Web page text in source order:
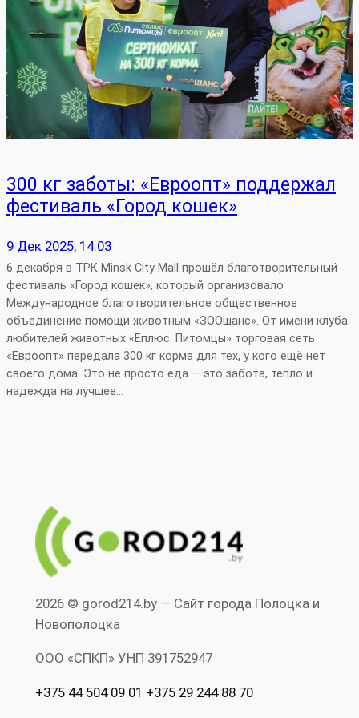
300 кг заботы: «Евроопт» поддержал
фестиваль «Город кошек»
9 Дек 2025, 14:03
6 декабря в ТРК Minsk City Mall прошёл благотворительный
фестиваль «Город кошек», который организовало
Международное благотворительное общественное
объединение помощи животным «ЗООшанс». От имени клуба
любителей животных «Еплюс. Питомцы» торговая сеть
«Евроопт» передала 300 кг корма для тех, у кого ещё нет
своего дома. Это не просто еда — это забота, тепло и
надежда на лучшее…
2026 © gorod214.by — Сайт города Полоцка и
Новополоцка
ООО «СПКП» УНП ‎391752947
+375 44 504 09 01 +375 29 244 88 70